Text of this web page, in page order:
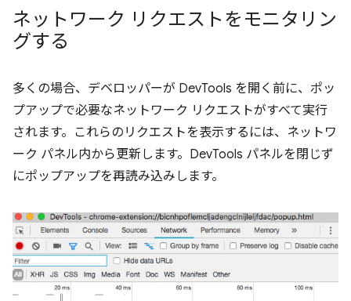
ネットワーク リクエストをモニタリン
グする
多くの場合、デベロッパーが DevTools を開く前に、ポッ
プアップで必要なネットワーク リクエストがすべて実行
されます。これらのリクエストを表示するには、ネットワ
ーク パネル内から更新します。DevTools パネルを閉じず
にポップアップを再読み込みします。